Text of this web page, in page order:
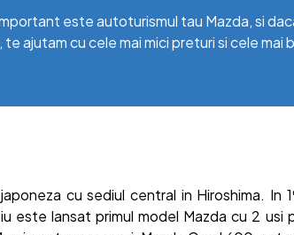
este autoturismul tau Mazda, si
te ajutam cu cele mai mici preturi si cele mai
cu sediul central in Hiroshima. In
este lansat primul model Mazda cu 2 usi